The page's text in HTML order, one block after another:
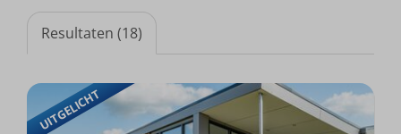
Resultaten (18)
UITGELICHT